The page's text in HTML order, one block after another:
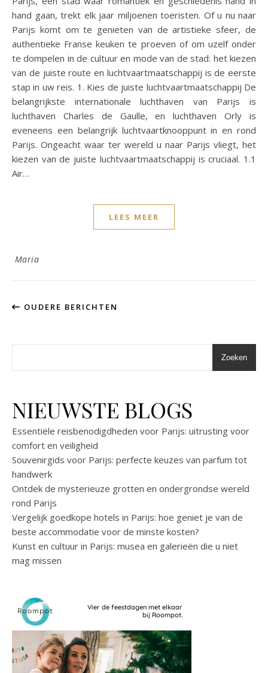
hand gaan, trekt elk jaar miljoenen toeristen. Of u nu naar
Parijs komt om te genieten van de artistieke sfeer, de
authentieke Franse keuken te proeven of om uzelf onder
te dompelen in de cultuur en mode van de stad: het kiezen
van de juiste route en luchtvaartmaatschappij is de eerste
stap in uw reis. 1. Kies de juiste luchtvaartmaatschappij De
belangrijkste internationale luchthaven van Parijs is
luchthaven Charles de Gaulle, en luchthaven Orly is
eveneens een belangrijk luchtvaartknooppunt in en rond
Parijs. Ongeacht waar ter wereld u naar Parijs vliegt, het
kiezen van de juiste luchtvaartmaatschappij is cruciaal. 1.1
Air…
LEES MEER
Maria
OUDERE BERICHTEN
Zoeken
NIEUWSTE BLOGS
Essentiële reisbenodigdheden voor Parijs: uitrusting voor
comfort en veiligheid
Souvenirgids voor Parijs: perfecte keuzes van parfum tot
handwerk
Ontdek de mysterieuze grotten en ondergrondse wereld
rond Parijs
Vergelijk goedkope hotels in Parijs: hoe geniet je van de
beste accommodatie voor de minste kosten?
Kunst en cultuur in Parijs: musea en galerieën die u niet
mag missen